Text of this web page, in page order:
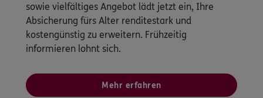
sowie vielfältiges Angebot lädt jetzt ein, Ihre
Absicherung fürs Alter renditestark und
kostengünstig zu erweitern. Frühzeitig
informieren lohnt sich.
Mehr erfahren